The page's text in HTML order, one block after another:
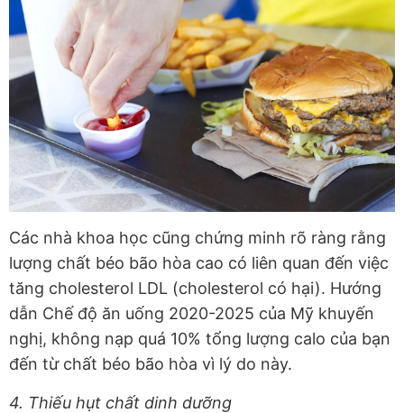
Các nhà khoa học cũng chứng minh rõ ràng rằng
lượng chất béo bão hòa cao có liên quan đến việc
tăng cholesterol LDL (cholesterol có hại). Hướng
dẫn Chế độ ăn uống 2020-2025 của Mỹ khuyến
nghị, không nạp quá 10% tổng lượng calo của bạn
đến từ chất béo bão hòa vì lý do này.
4. Thiếu hụt chất dinh dưỡng